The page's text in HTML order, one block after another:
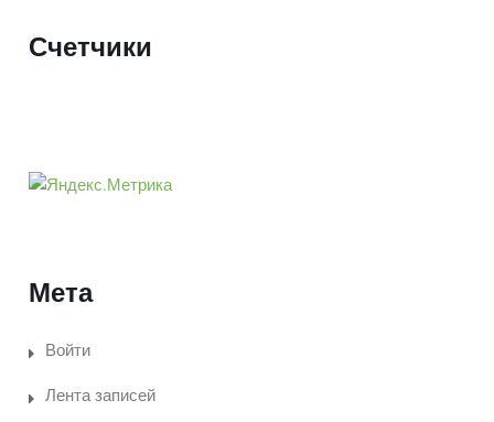
Счетчики
Мета
Войти
Лента записей